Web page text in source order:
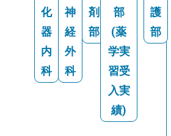
化
器
内
科
神
経
外
科
剤
部
部
(薬
学実
習受
入実
績)
護
部